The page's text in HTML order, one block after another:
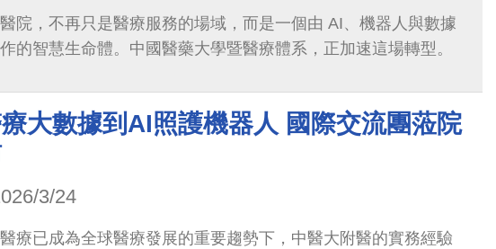
院，不再只是醫療服務的場域，而是一個由 AI、機器人與數據
的智慧生命體。中國醫藥大學暨醫療體系，正加速這場轉型。
大數據到AI照護機器人 國際交流團蒞院
3/24
療已成為全球醫療發展的重要趨勢下，中醫大附醫的實務經驗